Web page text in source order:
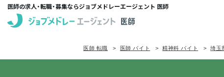
医師の求人・転職・募集ならジョブメドレーエージェント 医師
医師 転職 医師 バイト 精神科 バイト 埼玉